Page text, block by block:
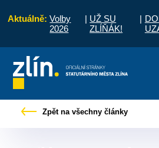
Aktuálně: Volby
2026
| UŽ SU
ZLÍŇÁK!
|
vyřídit Potřebuji
Zpět na všechny články